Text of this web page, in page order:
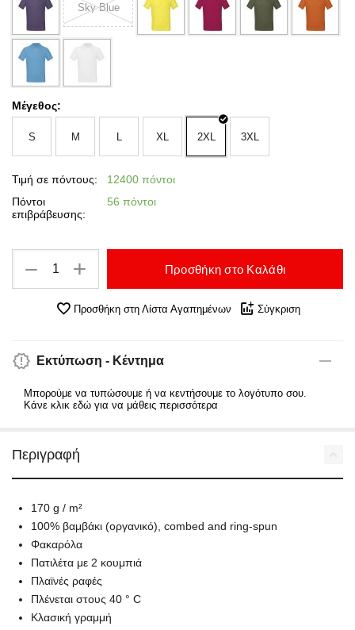
Sky Blue
Μέγεθος:
S M L XL 2XL 3XL
Τιμή σε πόντους:
12400 πόντοι
Πόντοι
επιβράβευσης:
56 πόντοι
+
− Προσθήκη στο Καλάθι
Προσθήκη στη Λίστα Αγαπημένων Σύγκριση
Εκτύπωση - Κέντημα
Μπορούμε να τυπώσουμε ή να κεντήσουμε το λογότυπο σου.
Κάνε κλικ εδώ για να μάθεις περισσότερα
Περιγραφή
170 g / m²
100% βαμβάκι (οργανικό), combed and ring-spun
Φακαρόλα
Πατιλέτα με 2 κουμπιά
Πλαϊνές ραφές
Πλένεται στους 40 ° C
Κλασική γραμμή